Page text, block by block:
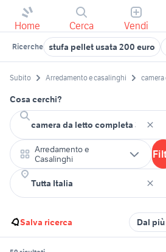
Home Cerca Vendi
Ricerche stufa pellet usata 200 euro
Subito Arredamento e casalinghi
Cosa cerchi?
Arredamento e
Casalinghi
Salva ricerca Dal